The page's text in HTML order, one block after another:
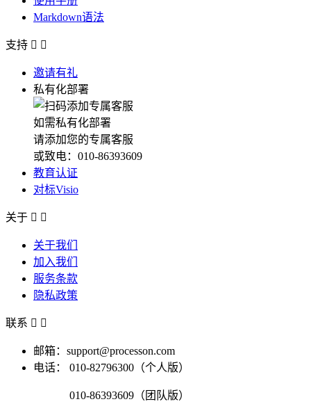
Markdown语法
支持  
邀请有礼
私有化部署
如需私有化部署
请添加您的专属客服
或致电：010-86393609
教育认证
对标Visio
关于  
关于我们
加入我们
服务条款
隐私政策
联系  
邮箱：support@processon.com
电话：
010-82796300（个人版）
010-86393609（团队版）